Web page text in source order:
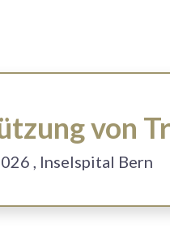
von
, Inselspital Bern